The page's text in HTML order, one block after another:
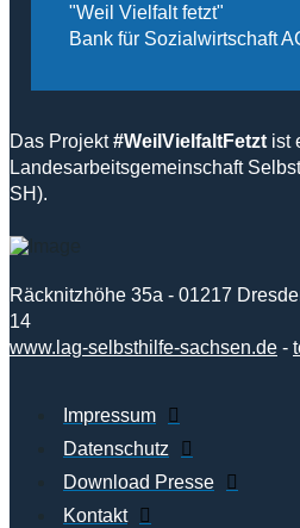
"Weil Vielfalt fetzt"
Bank für Sozialwirtschaft
Das Projekt#WeilVielfaltFetzt ist
Landesarbeitsgemeinschaft
SH).
Räcknitzhöhe 35a - 01217
14
www.lag-selbsthilfe-sachsen.de -
Impressum
Datenschutz
Download Presse
Kontakt